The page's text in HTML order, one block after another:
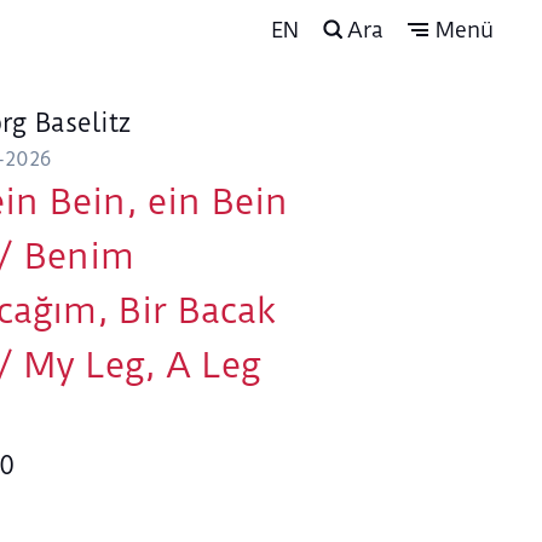
EN Ara Menü
Baselitz
2026
Bein, ein Bein
Benim
Bir Bacak
My Leg, A Leg